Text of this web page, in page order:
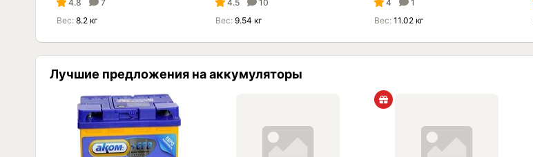
4.8
7
Вес: 8.2 кг
4.5
10
Вес: 9.54 кг
4
1
Вес: 11.02 кг
Лучшие предложения на аккумуляторы